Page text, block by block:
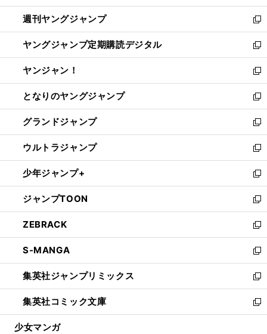
開
く
ウ
で
開
く
ン
ド
ウ
で
開
く
ウ
ィ
ン
ド
ウ
で
開
く
週刊ヤングジャンプ
新
し
い
ウ
ィ
ン
ド
ウ
で
開
く
ヤングジャンプ定期購読デジタル
新
し
い
ウ
ィ
ン
ド
ウ
で
開
く
ヤンジャン！
新
し
い
ウ
ィ
ン
ド
ウ
で
開
く
となりのヤングジャンプ
新
し
い
ウ
ィ
ン
ド
ウ
で
開
く
グランドジャンプ
新
し
い
ウ
ィ
ン
ド
ウ
で
開
く
ウルトラジャンプ
新
し
い
ウ
ィ
ン
ド
ウ
で
開
く
少年ジャンプ+
新
し
い
ウ
ィ
ン
ド
ウ
で
開
く
ジャンプTOON
新
し
い
ウ
ィ
ン
ド
ウ
で
開
ZEBRACK
新
し
い
ウ
ィ
ン
ド
ウ
S-MANGA
新
し
い
ウ
ィ
ン
集英社ジャンプリミックス
新
し
い
ウ
集英社コミック文庫
新
し
少女マンガ